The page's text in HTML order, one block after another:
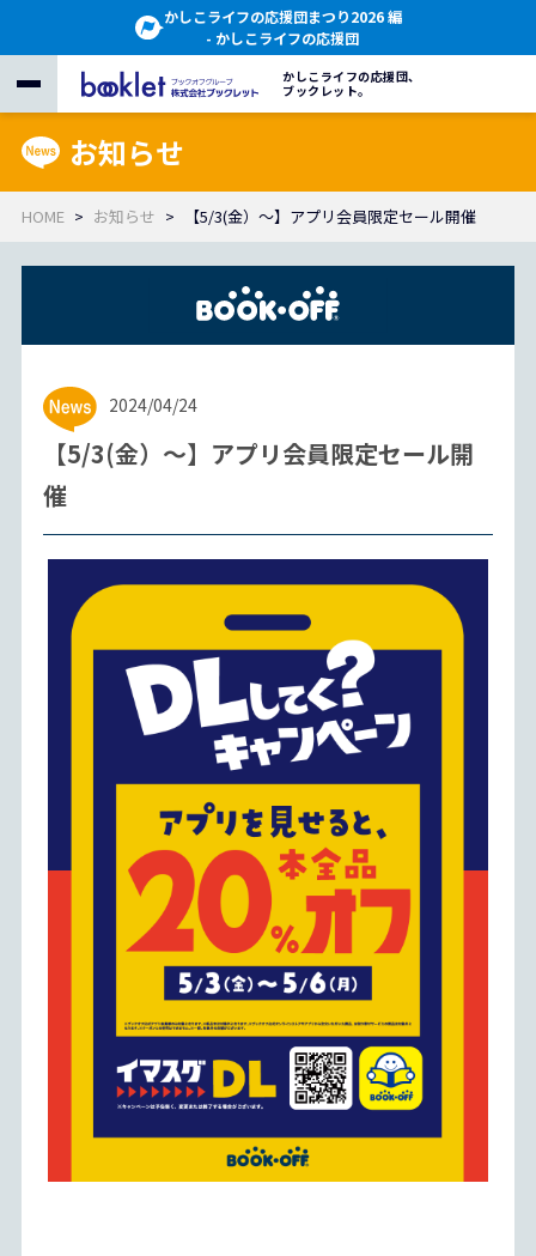
かしこライフの応援団まつり2026 編
- かしこライフの応援団
かしこライフの応援団、
ブックレット。
お知らせ
HOME お知らせ 【5/3(金）～】アプリ会員限定セール開催
2024/04/24
【5/3(金）～】アプリ会員限定セール開
催